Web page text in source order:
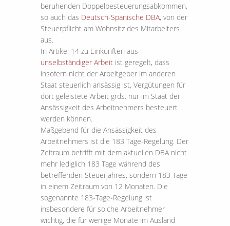
beruhenden Doppelbesteuerungsabkommen,
so auch das Deutsch-Spanische DBA, von der
Steuerpflicht am Wohnsitz des Mitarbeiters
aus.
In Artikel 14 zu Einkünften aus
unselbständiger Arbeit ist geregelt, dass
insofern nicht der Arbeitgeber im anderen
Staat steuerlich ansässig ist, Vergütungen für
dort geleistete Arbeit grds. nur im Staat der
Ansässigkeit des Arbeitnehmers besteuert
werden können.
Maßgebend für die Ansässigkeit des
Arbeitnehmers ist die 183 Tage-Regelung. Der
Zeitraum betrifft mit dem aktuellen DBA nicht
mehr lediglich 183 Tage während des
betreffenden Steuerjahres, sondern 183 Tage
in einem Zeitraum von 12 Monaten. Die
sogenannte 183-Tage-Regelung ist
insbesondere für solche Arbeitnehmer
wichtig, die für wenige Monate im Ausland